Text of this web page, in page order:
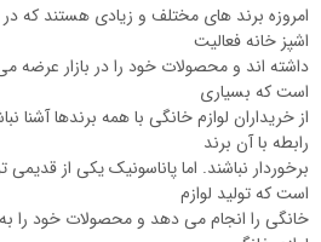
امروزه برند های مختلف و زیادی هستند که در
اشپز خانه فعالیت
داشته اند و محصولات خود را در بازار
است که بسیاری
از خریداران لوازم خانگی با همه برندها آشنا
رابطه با آن برند
برخوردار نباشند. اما پاناسونیک یکی از
است که تولید لوازم
خانگی را انجام می دهد و محصولات خود را